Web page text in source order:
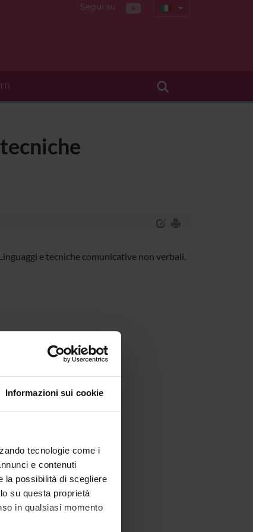
Informazioni sui cookie
tecnologie come i
e contenuti
la possibilità di scegliere
su questa proprietà
in qualsiasi momento
Segui su
e tecniche comunicative non verbali.